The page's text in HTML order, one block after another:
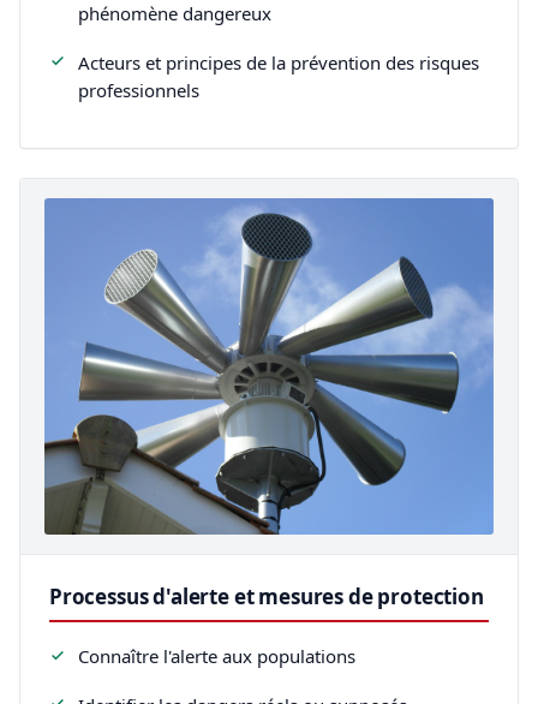
phénomène dangereux
Acteurs et principes de la prévention des risques
professionnels
Processus d'alerte et mesures de protection
Connaître l'alerte aux populations